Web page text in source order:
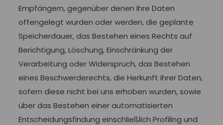
Empfängern, gegenüber denen Ihre Daten
offengelegt wurden oder werden, die geplante
Speicherdauer, das Bestehen eines Rechts auf
Berichtigung, Löschung, Einschränkung der
Verarbeitung oder Widerspruch, das Bestehen
eines Beschwerderechts, die Herkunft ihrer Daten,
sofern diese nicht bei uns erhoben wurden, sowie
über das Bestehen einer automatisierten
Entscheidungsfindung einschließlich Profiling und